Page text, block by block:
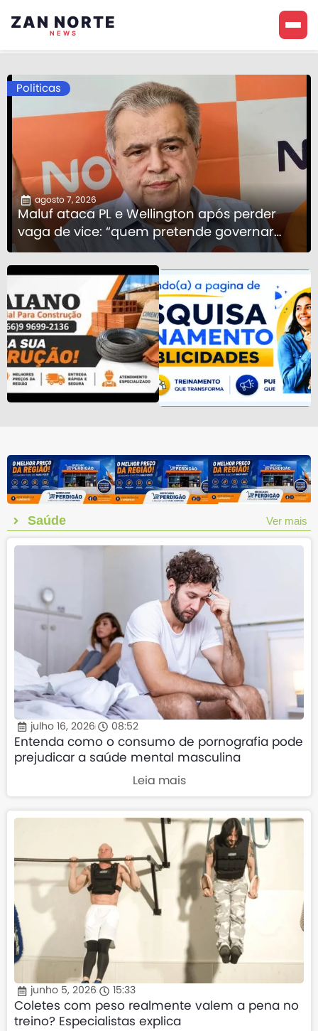
ZAN NORTE
NEWS
Politicas
agosto 7, 2026
Maluf ataca PL e Wellington após perder
vaga de vice: “quem pretende governar
Estado precisa demonstrar que sua palavra
tem valor”
Saúde Ver mais
julho 16, 2026 08:52
Entenda como o consumo de pornografia pode
prejudicar a saúde mental masculina
Leia mais
junho 5, 2026 15:33
Coletes com peso realmente valem a pena no
treino? Especialistas explica